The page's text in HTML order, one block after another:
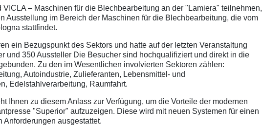
– Maschinen für die Blechbearbeitung an der "Lamiera" teilnehmen,
Ausstellung im Bereich der Maschinen für die Blechbearbeitung, die vom
stattfindet.
ein Bezugspunkt des Sektors und hatte auf der letzten Veranstaltung
und 350 Aussteller Die Besucher sind hochqualifiziert und direkt in die
Zu den im Wesentlichen involvierten Sektoren zählen:
Autoindustrie, Zulieferanten, Lebensmittel- und
Edelstahlverarbeitung, Raumfahrt.
Ihnen zu diesem Anlass zur Verfügung, um die Vorteile der modernen
"Superior" aufzuzeigen. Diese wird mit neuen Systemen für einen
Anforderungen ausgestattet.